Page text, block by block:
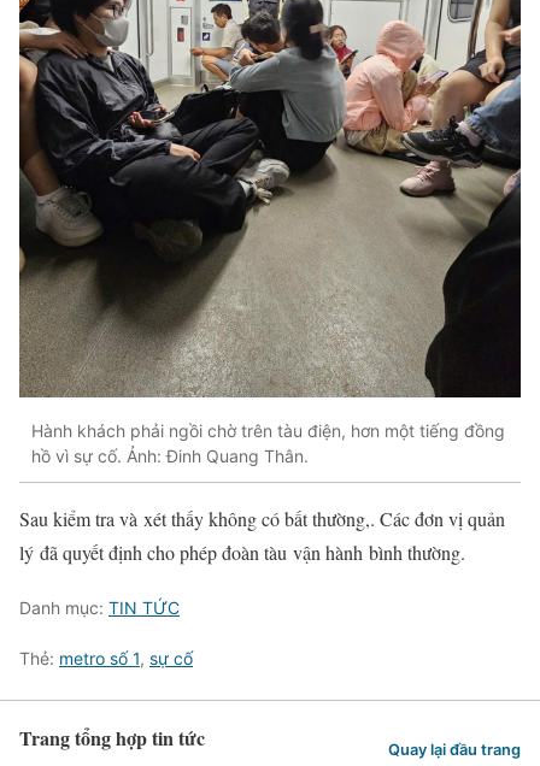
Hành khách phải ngồi chờ trên tàu điện, hơn một tiếng đồng
hồ vì sự cố. Ảnh: Đinh Quang Thân.
Sau kiểm tra và xétthấy không có bất thường,. Các đơn vị quản
lý đã quyết định cho phép đoàn tàu vận hành bình thường.
Danh mục: TIN TỨC
Thẻ: metro số 1, sự cố
Trang tổng hợp tin tức Quay lại đầu trang